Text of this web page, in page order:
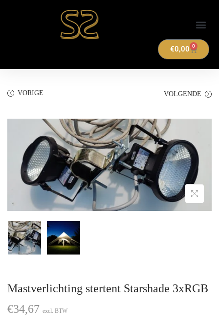
€0,00 0
VORIGE VOLGENDE
Mastverlichting stertent Starshade 3xRGB
€34,67 excl. BTW